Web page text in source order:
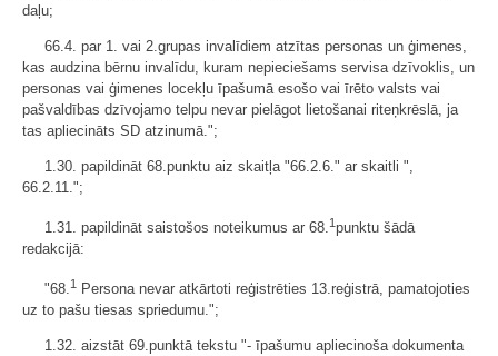
daļu;
66.4. par 1. vai 2.grupas invalīdiem atzītas personas un ģimenes,
kas audzina bērnu invalīdu, kuram nepieciešams servisa dzīvoklis, un
personas vai ģimenes locekļu īpašumā esošo vai īrēto valsts vai
pašvaldības dzīvojamo telpu nevar pielāgot lietošanai riteņkrēslā, ja
tas apliecināts SD atzinumā.";
1.30. papildināt 68.punktu aiz skaitļa "66.2.6." ar skaitli ",
66.2.11.";
1.31. papildināt saistošos noteikumus ar 68.1punktu šādā
redakcijā:
"68.1
Persona nevar atkārtoti reģistrēties 13.reģistrā, pamatojoties
uz to pašu tiesas spriedumu.";
1.32. aizstāt 69.punktā tekstu "- īpašumu apliecinoša dokumenta